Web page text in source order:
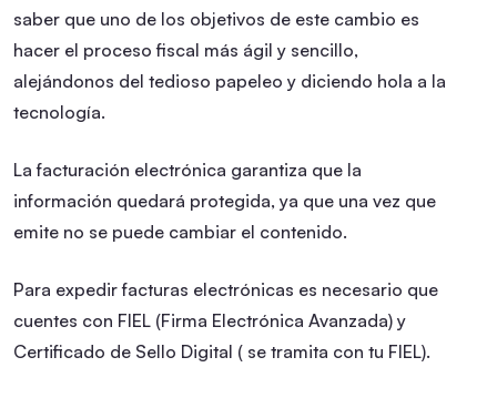
saber que uno de los objetivos de este cambio es
hacer el proceso fiscal más ágil y sencillo,
alejándonos del tedioso papeleo y diciendo hola a la
tecnología.
La facturación electrónica garantiza que la
información quedará protegida, ya que una vez que
emite no se puede cambiar el contenido.
Para expedir facturas electrónicas es necesario que
cuentes con FIEL (Firma Electrónica Avanzada) y
Certificado de Sello Digital ( se tramita con tu FIEL).